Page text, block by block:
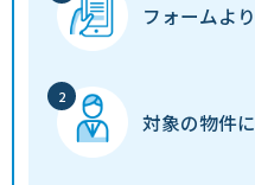
フォームより
対象の物件に